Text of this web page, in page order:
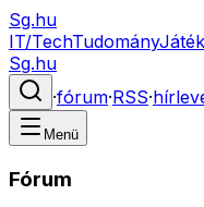
Sg.hu
IT/TechTudományJáték
Sg.hu
·fórum·RSS·
Menü
Fórum